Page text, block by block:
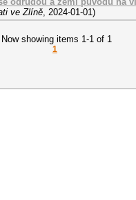
ve Zlíně 2024-01-01 )
Now showing items 1-1 of 1
1